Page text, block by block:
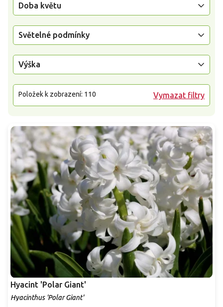
Doba květu
Světelné podmínky
Výška
Vymazat filtry
Položek k zobrazení: 110
Hyacint 'Polar Giant'
Hyacinthus 'Polar Giant'